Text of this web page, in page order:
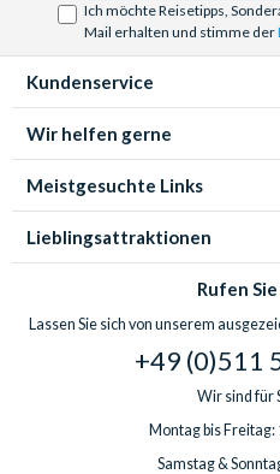
Ich möchte Reisetipps,
Mail erhalten und stimme der
Kundenservice
Wir helfen gerne
Meistgesuchte Links
Lieblingsattraktionen
Rufen
Lassen Sie sich von unserem
+49 (0)511
Wir sind für
Montag bis Freitag:
Samstag &